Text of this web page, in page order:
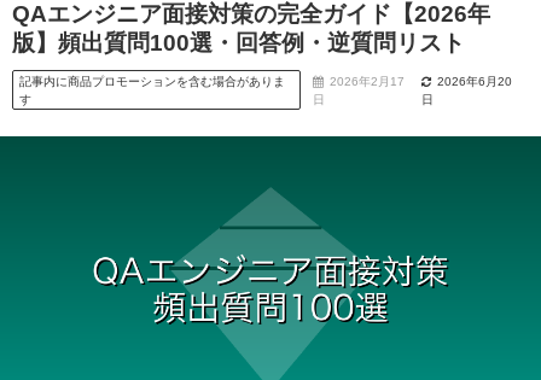
QAエンジニア面接対策の完全ガイド【2026年
版】頻出質問100選・回答例・逆質問リスト
記事内に商品プロモーションを含む場合がありま
す
2026年2月17
日
2026年6月20
日